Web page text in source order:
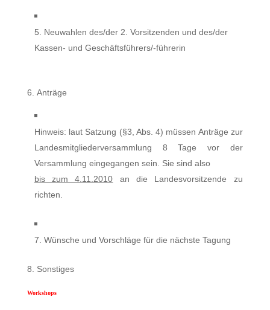
5. Neuwahlen des/der 2. Vorsitzenden und des/der
Kassen- und Geschäftsführers/-führerin
6. Anträge
Hinweis: laut Satzung (§3, Abs. 4) müssen Anträge zur
Landesmitgliederversammlung 8 Tage vor der
Versammlung eingegangen sein. Sie sind also
bis zum 4.11.2010 an die Landesvorsitzende zu
richten.
7. Wünsche und Vorschläge für die nächste Tagung
8. Sonstiges
Workshops